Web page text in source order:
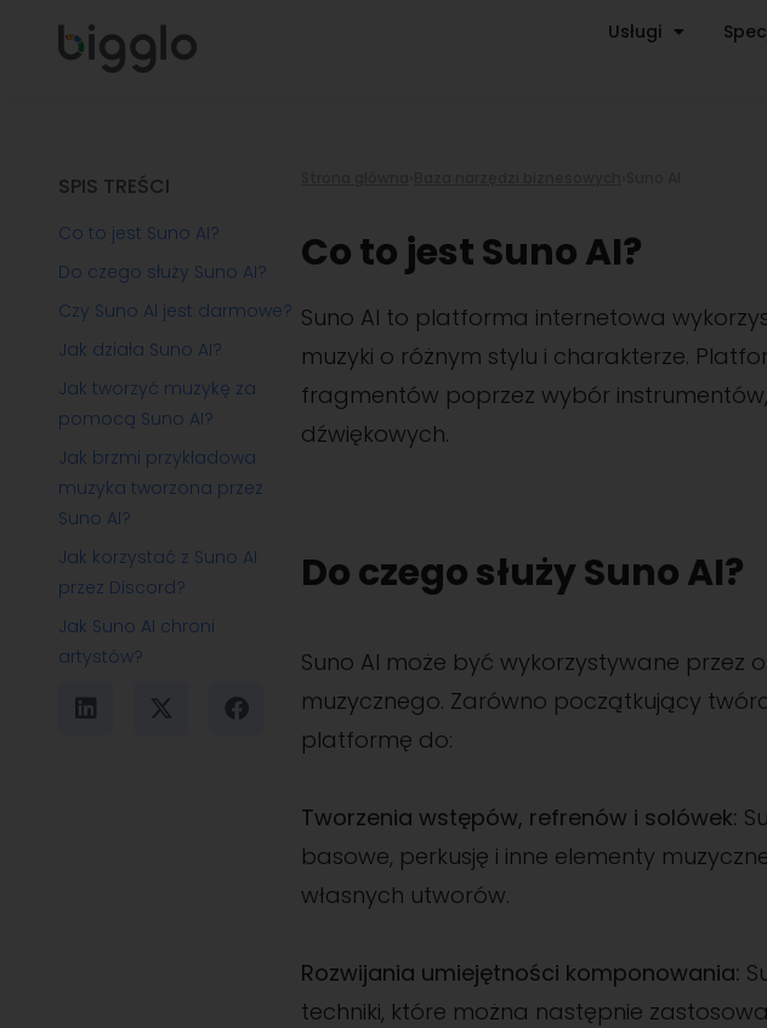
Usługi
Co to jest Suno AI?
Suno AI to platforma internetowa
muzyki o różnym stylu i charakterze.
fragmentów poprzez wybór
dźwiękowych.
Do czego służy Suno AI?
Suno AI może być wykorzystywane
muzycznego. Zarówno początkujący
platformę do:
Tworzenia wstępów, refrenów i solówek:
basowe, perkusję i inne elementy
własnych utworów.
Rozwijania umiejętności komponowania:
techniki, które można następnie
SPIS TREŚCI
Co to jest Suno AI?
Do czego służy Suno AI?
Czy Suno AI jest darmowe?
Jak działa Suno AI?
Jak tworzyć muzykę za
pomocą Suno AI?
Jak brzmi przykładowa
muzyka tworzona przez
Suno AI?
Jak korzystać z Suno AI
przez Discord?
Jak Suno AI chroni
artystów?